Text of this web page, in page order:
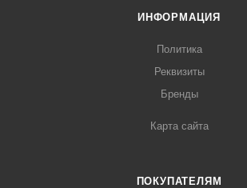
ИНФОРМАЦИЯ
Политика
Реквизиты
Бренды
Карта сайта
ПОКУПАТЕЛЯМ